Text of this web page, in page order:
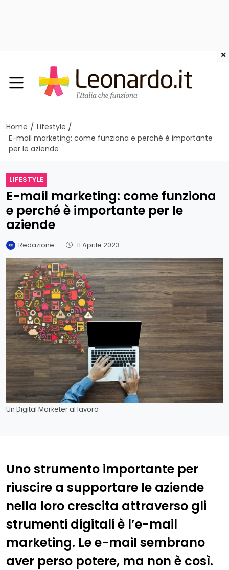
Home / Lifestyle /
E-mail marketing: come funziona e perché è importante
per le aziende
LIFESTYLE
E-mail marketing: come funziona
e perché è importante per le
aziende
Redazione - 11 Aprile 2023
Un Digital Marketer al lavoro
Uno strumento importante per
riuscire a supportare le aziende
nella loro crescita attraverso gli
strumenti digitali è l’e-mail
marketing. Le e-mail sembrano
aver perso potere, ma non è così.
×